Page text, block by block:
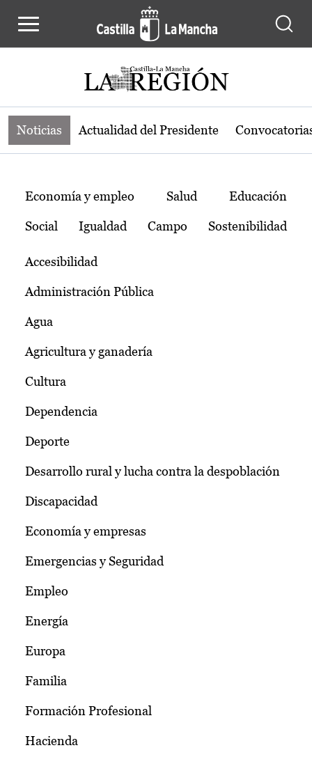
Noticias de la región de Castilla-La
Noticias Actualidad del Presidente
Temas
Economía y empleo Salud Educación
Social Igualdad Campo Sostenibilidad
Accesibilidad
Administración Pública
Agua
Agricultura y ganadería
Cultura
Dependencia
Deporte
Desarrollo rural y lucha contra la despoblación
Discapacidad
Economía y empresas
Emergencias y Seguridad
Empleo
Energía
Europa
Familia
Formación Profesional
Hacienda